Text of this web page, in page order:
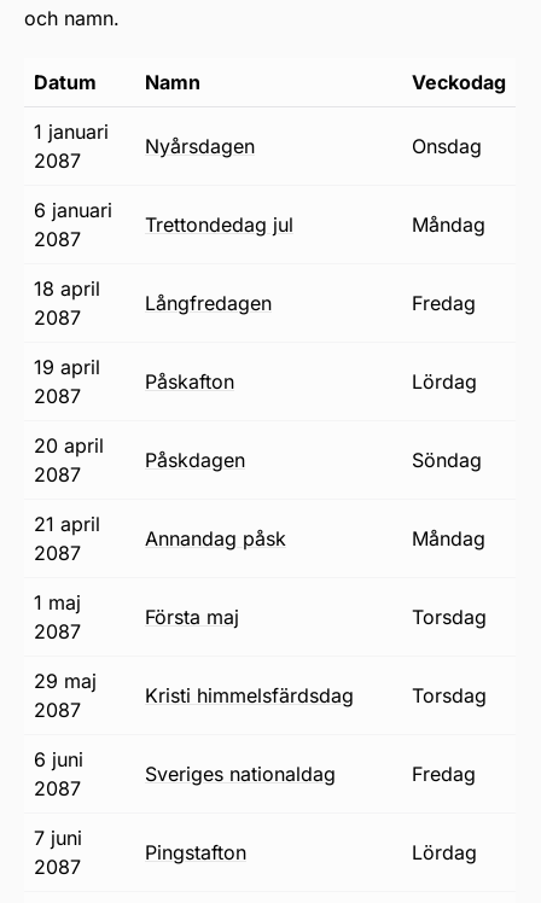
och namn.
Datum Namn Veckodag
1 januari
2087
nyårsdagen onsdag
6 januari
2087
trettondedag jul måndag
18 april
2087
långfredagen fredag
19 april
2087
påskafton lördag
20 april
2087
påskdagen söndag
21 april
2087
annandag påsk måndag
1 maj
2087
första maj torsdag
29 maj
2087
Kristi himmelsfärdsdag torsdag
6 juni
2087
Sveriges nationaldag fredag
7 juni
2087
pingstafton lördag